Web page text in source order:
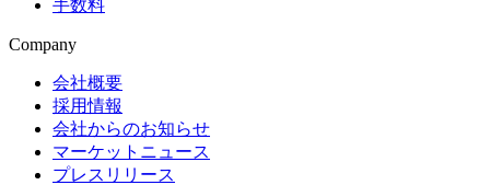
手数料
Company
会社概要
採用情報
会社からのお知らせ
マーケットニュース
プレスリリース